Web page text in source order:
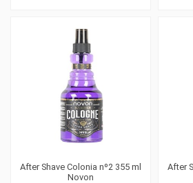
After Shave Colonia nº2 355 ml
Novon
After